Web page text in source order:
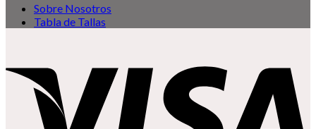
Sobre Nosotros
Tabla de Tallas